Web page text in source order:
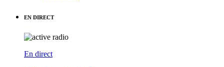
EN DIRECT
En direct